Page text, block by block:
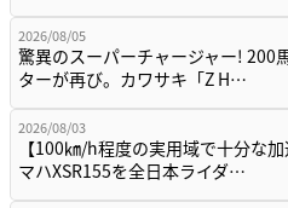
2026/08/05
驚異のスーパーチャージャー! 200
ターが再び。カワサキ「Z H…
2026/08/03
【100㎞/h程度の実用域で十分な
マハXSR155を全日本ライダ…